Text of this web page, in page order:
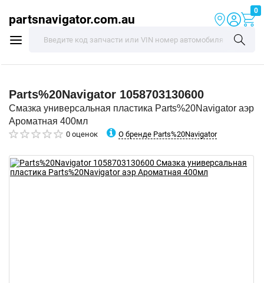
partsnavigator.com.au
0
Parts%20Navigator 1058703130600
Смазка универсальная пластика Parts%20Navigator аэр
Ароматная 400мл
0 оценок О бренде Parts%20Navigator